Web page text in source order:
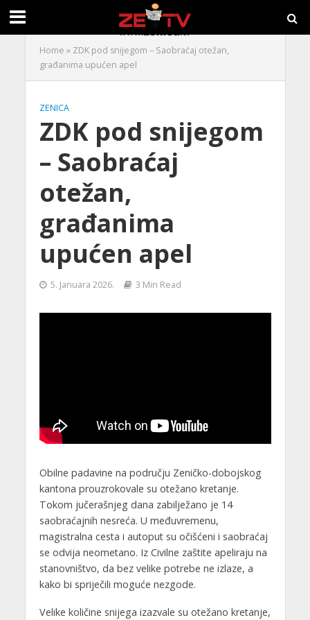
Home » ZDK pod snijegom – Saobraćaj otežan,
građanima upućen apel
ZENICA
ZDK pod snijegom
– Saobraćaj
otežan,
građanima
upućen apel
5. Januara 2026. 3 Min Read
Obilne padavine na području Zeničko-dobojskog
kantona prouzrokovale su otežano kretanje.
Tokom jučerašnjeg dana zabilježano je 14
saobraćajnih nesreća. U međuvremenu,
magistralna cesta i autoput su očišćeni i saobraćaj
se odvija neometano. Iz Civilne zaštite apeliraju na
stanovništvo, da bez velike potrebe ne izlaze, a
kako bi spriječili moguće nezgode.
Velike količine snijega izazvale su otežano kretanje,